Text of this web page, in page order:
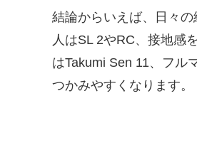
結論からいえば、日々
人はSL 2やRC、接地感
はTakumi Sen 11、フル
つかみやすくなります。